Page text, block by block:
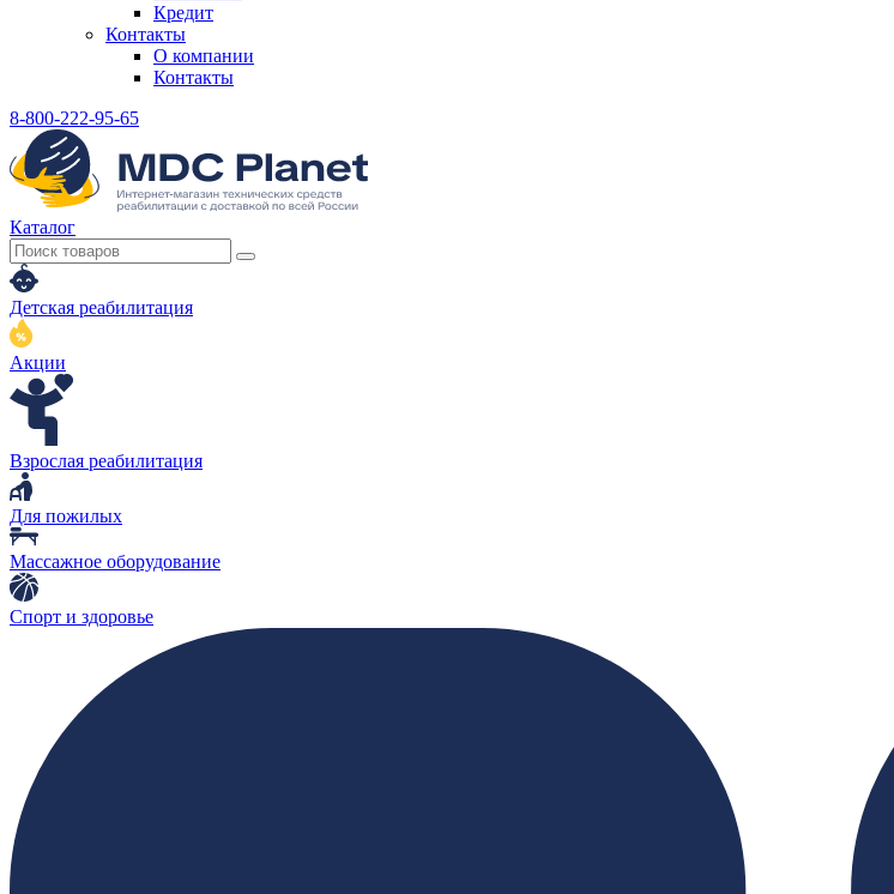
Кредит
Контакты
О компании
Контакты
8-800-222-95-65
Каталог
Детская реабилитация
Акции
Взрослая реабилитация
Для пожилых
Массажное оборудование
Спорт и здоровье